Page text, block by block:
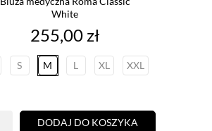
White
Cena
255,00 zł
S M L XL XXL
DODAJ DO KOSZYKA